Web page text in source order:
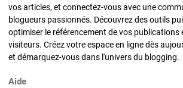
vos articles, et connectez-vous avec une
blogueurs passionnés. Découvrez des outils
optimiser le référencement de vos publications
visiteurs. Créez votre espace en ligne dès
et démarquez-vous dans l'univers du blogging.
Aide